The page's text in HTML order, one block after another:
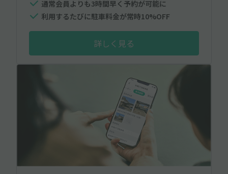
通常会員よりも3時間早く予約が可能に
利用するたびに駐車料金が常時10%OFF
詳しく見る